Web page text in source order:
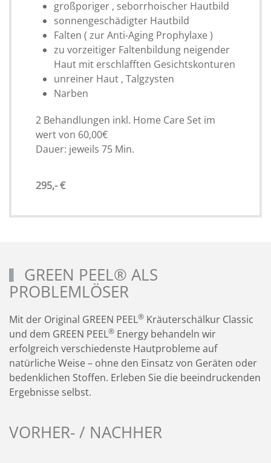
großporiger , seborrhoischer Hautbild
sonnengeschädigter Hautbild
Falten ( zur Anti-Aging Prophylaxe )
zu vorzeitiger Faltenbildung neigender
Haut mit erschlafften Gesichtskonturen
unreiner Haut , Talgzysten
Narben
2 Behandlungen inkl. Home Care Set im
wert von 60,00€
Dauer: jeweils 75 Min.
295,- €
GREEN PEEL® ALS
PROBLEMLÖSER
Mit der Original GREEN PEEL® Kräuterschälkur Classic
und dem GREEN PEEL® Energy behandeln wir
erfolgreich verschiedenste Hautprobleme auf
natürliche Weise – ohne den Einsatz von Geräten oder
bedenklichen Stoffen. Erleben Sie die beeindruckenden
Ergebnisse selbst.
VORHER- / NACHHER